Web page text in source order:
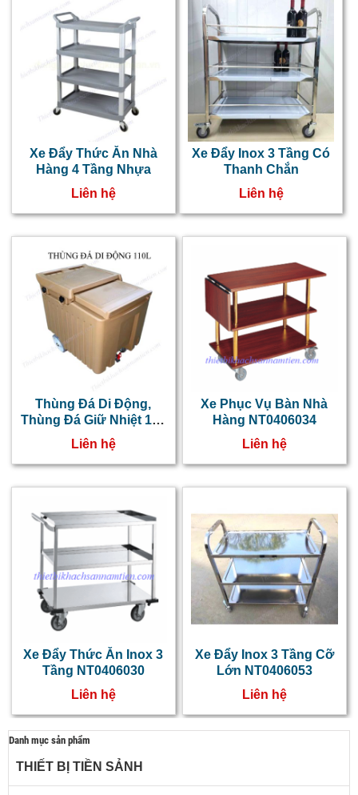
Xe Đẩy Thức Ăn Nhà
Hàng 4 Tầng Nhựa
Liên hệ
Xe Đẩy Inox 3 Tầng Có
Thanh Chắn
Liên hệ
Thùng Đá Di Động,
Thùng Đá Giữ Nhiệt 110
Lít Nâu
Liên hệ
Xe Phục Vụ Bàn Nhà
Hàng NT0406034
Liên hệ
Xe Đẩy Thức Ăn Inox 3
Tầng NT0406030
Liên hệ
Xe Đẩy Inox 3 Tầng Cỡ
Lớn NT0406053
Liên hệ
Danh mục sản phẩm
THIẾT BỊ TIỀN SẢNH